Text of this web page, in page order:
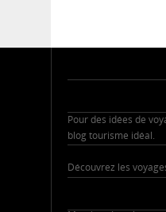
Pour des idées de
blog tourisme idéal.
Découvrez les